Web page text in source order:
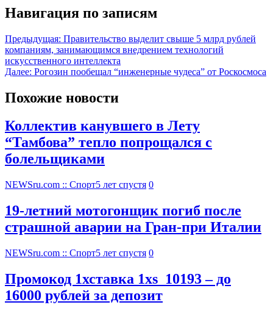
Навигация по записям
Предыдущая: Правительство выделит свыше 5 млрд рублей
компаниям, занимающимся внедрением технологий
искусственного интеллекта
Далее: Рогозин пообещал “инженерные чудеса” от Роскосмоса
Похожие новости
Коллектив канувшего в Лету
“Тамбова” тепло попрощался с
болельщиками
NEWSru.com :: Спорт5 лет спустя 0
19-летний мотогонщик погиб после
страшной аварии на Гран-при Италии
NEWSru.com :: Спорт5 лет спустя 0
Промокод 1хставка 1xs_10193 – до
16000 рублей за депозит